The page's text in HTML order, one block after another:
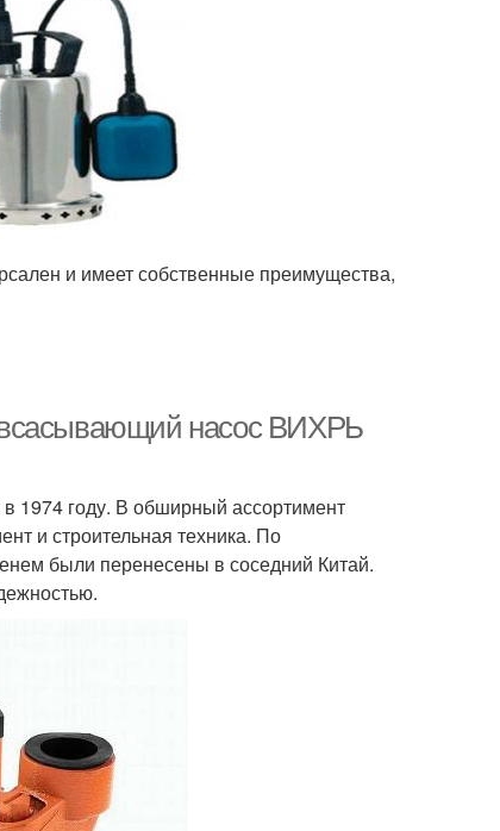
и имеет собственные преимущества,
насос ВИХРЬ
1974 году. В обширный ассортимент
и строительная техника. По
были перенесены в соседний Китай.